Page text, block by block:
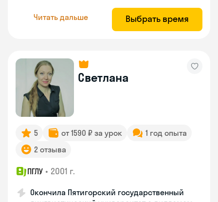
Читать дальше Выбрать время
Светлана
5 от 1590 ₽ за урок
1 год опыта
2 отзыва
ПГЛУ • 2001 г.
Окончила Пятигорский государственный